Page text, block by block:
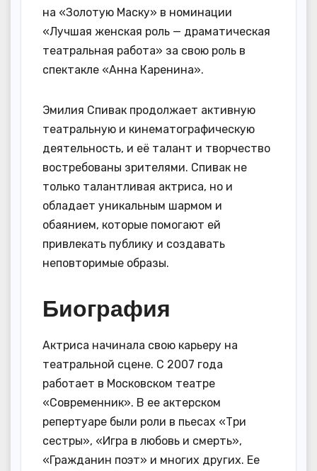
на «Золотую Маску» в номинации
«Лучшая женская роль — драматическая
театральная работа» за свою роль в
спектакле «Анна Каренина».
Эмилия Спивак продолжает активную
театральную и кинематографическую
деятельность, и её талант и творчество
востребованы зрителями. Спивак не
только талантливая актриса, но и
обладает уникальным шармом и
обаянием, которые помогают ей
привлекать публику и создавать
неповторимые образы.
Биография
Актриса начинала свою карьеру на
театральной сцене. С 2007 года
работает в Московском театре
«Современник». В ее актерском
репертуаре были роли в пьесах «Три
сестры», «Игра в любовь и смерть»,
«Гражданин поэт» и многих других. Ее